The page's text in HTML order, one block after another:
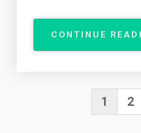
CONTINUE
1 2